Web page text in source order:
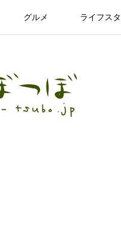
グルメ ライフス